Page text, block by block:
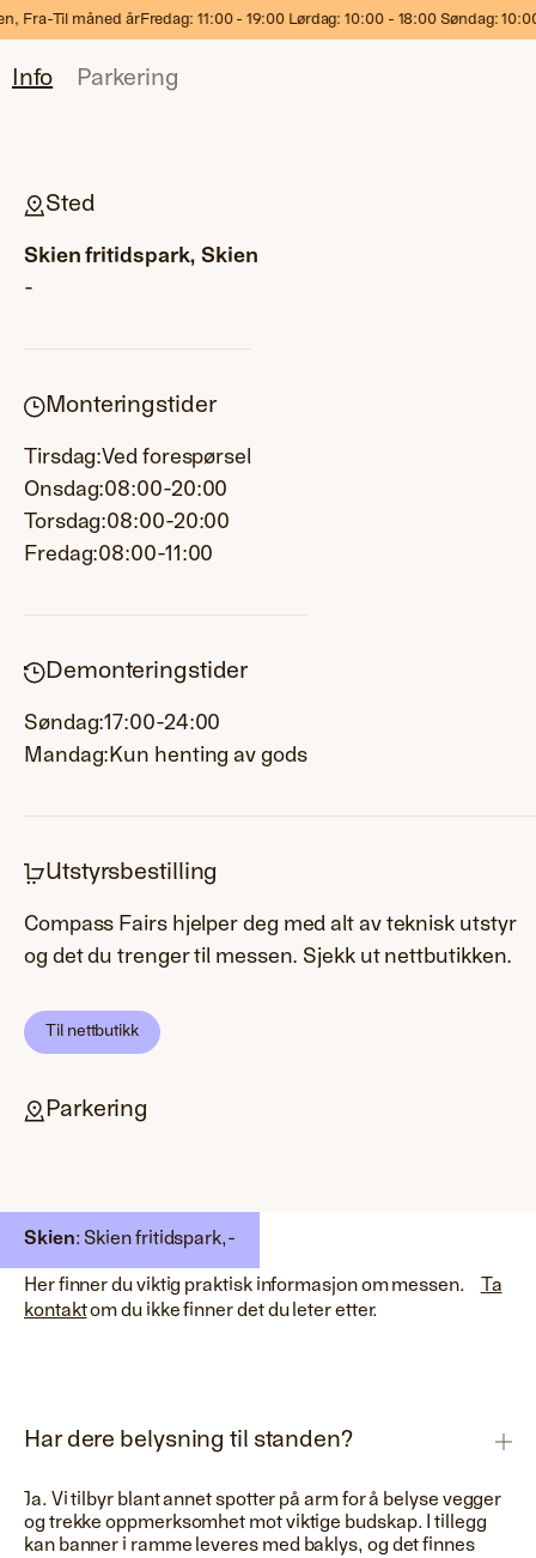
11:00 - 19:00 Lørdag: 10:00 - 18:00 Søndag: 10:00 - 17:00
Info Parkering
Sted
Skien fritidspark, Skien
-
Monteringstider
Tirsdag:Ved forespørsel
Onsdag:08:00-20:00
Torsdag:08:00-20:00
Fredag:08:00-11:00
Demonteringstider
Søndag:17:00-24:00
Mandag:Kun henting av gods
Utstyrsbestilling
Compass Fairs hjelper deg med alt av teknisk utstyr
og det du trenger til messen. Sjekk ut nettbutikken.
Til nettbutikk
Parkering
Skien: Skien fritidspark,-
Mer informasjon
Her finner du viktig praktisk informasjon om messen.
Ta
kontaktom du ikke finner det du leter etter.
Har dere belysning til standen?
Ja. Vi tilbyr blant annet spotter på arm for å belyse vegger
og trekke oppmerksomhet mot viktige budskap. I tillegg
kan banner i ramme leveres med baklys, og det finnes